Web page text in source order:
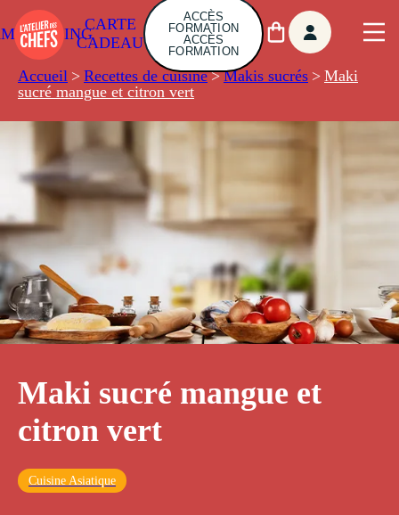
CARTE
CADEAU
ACCÈS
FORMATION
ACCÈS
FORMATION
Accueil > Recettes de cuisine > Makis sucrés > Maki
sucré mangue et citron vert
Maki sucré mangue et
citron vert
Cuisine Asiatique